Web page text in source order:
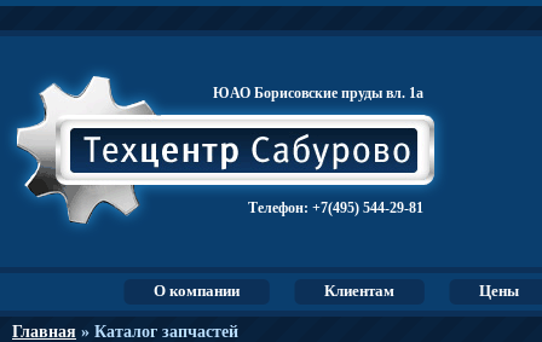
ЮАО Борисовские пруды вл. 1а
Телефон: +7(495) 544-29-81
О компании Клиентам Цены
Главная » Каталог запчастей